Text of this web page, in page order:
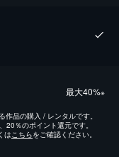
最⼤40%※
品の購入 / レンタルです。
％のポイント還元です。
はこちらをご確認ください。